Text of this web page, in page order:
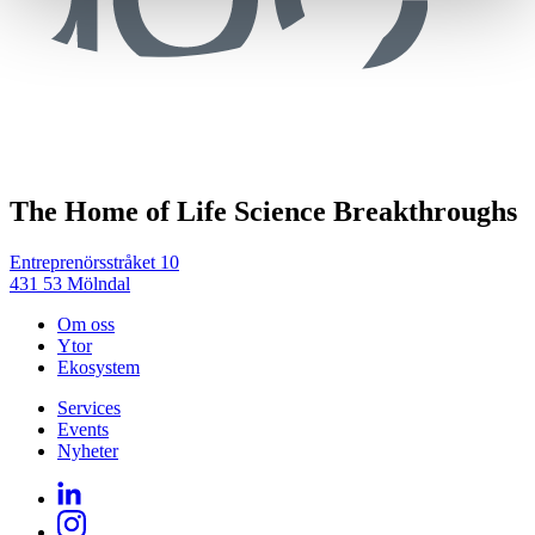
The Home of Life Science Breakthroughs
Entreprenörsstråket 10
431 53 Mölndal
Om oss
Ytor
Ekosystem
Services
Events
Nyheter